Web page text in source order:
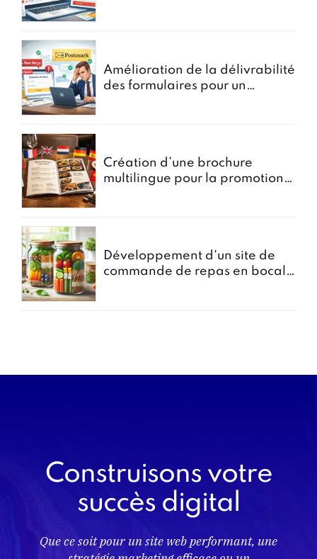
Amélioration de la délivrabilité
des formulaires pour un
Création d’une brochure
multilingue pour la promotion
Développement d'un site de
commande de repas en bocal -
Construisons votre
succès digital
Que ce soit pour un site web performant, une